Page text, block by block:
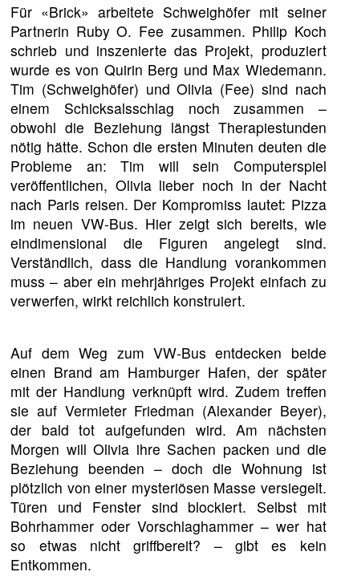
Für «Brick» arbeitete Schweighöfer mit seiner
Partnerin Ruby O. Fee zusammen. Philip Koch
schrieb und inszenierte das Projekt, produziert
wurde es von Quirin Berg und Max Wiedemann.
Tim (Schweighöfer) und Olivia (Fee) sind nach
einem Schicksalsschlag noch zusammen –
obwohl die Beziehung längst Therapiestunden
nötig hätte. Schon die ersten Minuten deuten die
Probleme an: Tim will sein Computerspiel
veröffentlichen, Olivia lieber noch in der Nacht
nach Paris reisen. Der Kompromiss lautet: Pizza
im neuen VW-Bus. Hier zeigt sich bereits, wie
eindimensional die Figuren angelegt sind.
Verständlich, dass die Handlung vorankommen
muss – aber ein mehrjähriges Projekt einfach zu
verwerfen, wirkt reichlich konstruiert.
Auf dem Weg zum VW-Bus entdecken beide
einen Brand am Hamburger Hafen, der später
mit der Handlung verknüpft wird. Zudem treffen
sie auf Vermieter Friedman (Alexander Beyer),
der bald tot aufgefunden wird. Am nächsten
Morgen will Olivia ihre Sachen packen und die
Beziehung beenden – doch die Wohnung ist
plötzlich von einer mysteriösen Masse versiegelt.
Türen und Fenster sind blockiert. Selbst mit
Bohrhammer oder Vorschlaghammer – wer hat
so etwas nicht griffbereit? – gibt es kein
Entkommen.